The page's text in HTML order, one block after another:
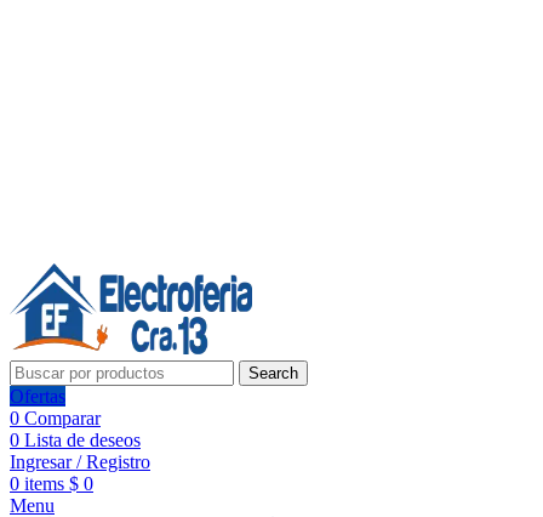
Search
Ofertas
0 Comparar
0 Lista de deseos
Ingresar / Registro
0 items $ 0
Menu